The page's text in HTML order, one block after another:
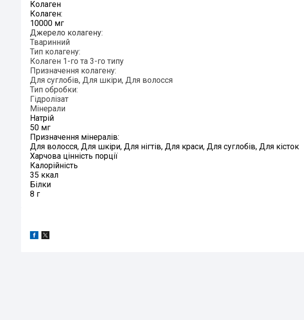
Колаген
Колаген:
10000 мг
Джерело колагену:
Тваринний
Тип колагену:
Колаген 1-го та 3-го типу
Призначення колагену:
Для суглобів, Для шкіри, Для волосся
Тип обробки:
Гідролізат
Мінерали
Натрій
50 мг
Призначення мінералів:
Для волосся, Для шкіри, Для нігтів, Для краси, Для суглобів, Для кісток
Харчова цінність порції
Калорійність
35 ккал
Білки
8 г